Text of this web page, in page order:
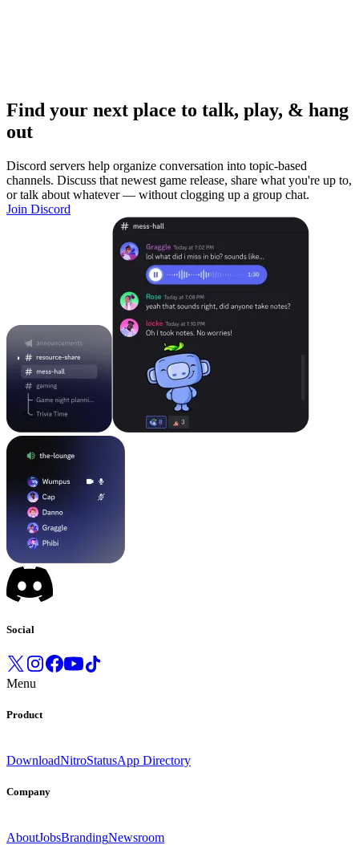
Find your next place to talk, play, & hang
out
Discord servers help organize conversation into topic-based
channels. Discuss that newest game release, share what you're up to,
or talk about whatever — without clogging up a group chat.
Join Discord
Social
Menu
Product
DownloadNitroStatusApp Directory
Company
AboutJobsBrandingNewsroom